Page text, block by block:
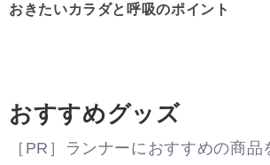
おきたいカラダと呼吸のポイント
おすすめグッズ
［PR］ランナーにおすすめの商